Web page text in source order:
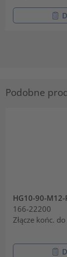
Podobne
HG10-90-M12-
166-22200
Złącze końc.